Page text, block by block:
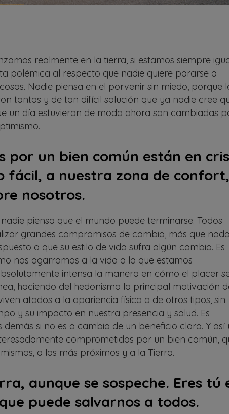
realmente en la tierra, si estamos siempre
polémica al respecto que nadie quiere pararse a
Nadie piensa en el porvenir sin miedo, porque
tantos y de tan difícil solución que ya nadie cree
un día estuvieron de moda ahora son cambiadas
por un bien común están en
fácil, a nuestra zona de confort,
nosotros.
piensa que el mundo puede terminarse. Todos
grandes compromisos de cambio, más que nada
a que su estilo de vida sufra algún cambio. Es
nos agarramos a la vida a la que estamos
intensa la manera en cómo el placer
haciendo del hedonismo la principal motivación
atados a la apariencia física o de otros tipos, sin
y su impacto en nuestra presencia y salud. Es
si no es a cambio de un beneficio claro. Y así
comprometidos por un bien común,
a los más próximos y a la Tierra.
aunque se sospeche. Eres tú
puede salvarnos a todos.